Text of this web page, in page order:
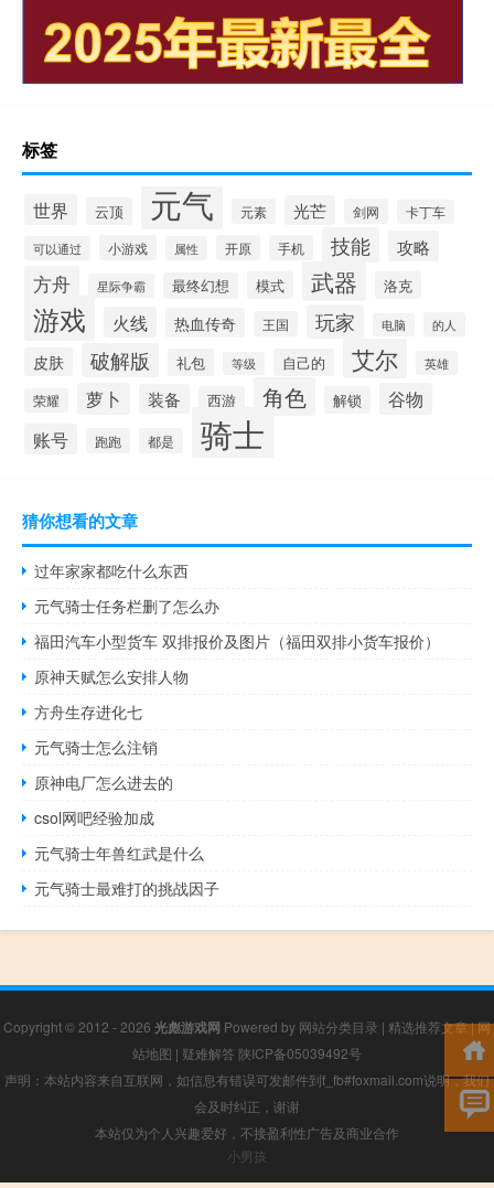
标签
世界 云顶 元气 元素 光芒 剑网 卡丁车
可以通过 小游戏 属性 开原 手机 技能 攻略
方舟 星际争霸 最终幻想 模式 武器 洛克
游戏 火线 热血传奇 王国 玩家 电脑 的人
皮肤 破解版 礼包 等级 自己的 艾尔 英雄
荣耀 萝卜 装备 西游 角色 解锁 谷物
账号 跑跑 都是 骑士
猜你想看的文章
过年家家都吃什么东西
元气骑士任务栏删了怎么办
福田汽车小型货车 双排报价及图片（福田双排小货车报价）
原神天赋怎么安排人物
方舟生存进化七
元气骑士怎么注销
原神电厂怎么进去的
csol网吧经验加成
元气骑士年兽红武是什么
元气骑士最难打的挑战因子
Copyright © 2012 - 2026 光彪游戏网 Powered by 网站分类目录 | 精选推荐文章|网
站地图 | 疑难解答 陕ICP备05039492号
声明：本站内容来自互联网，如信息有错误可发邮件到f_fb#foxmail.com说明，我们
会及时纠正，谢谢
本站仅为个人兴趣爱好，不接盈利性广告及商业合作
小男孩